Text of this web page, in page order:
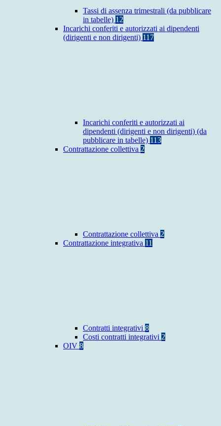
Tassi di assenza trimestrali (da pubblicare
in tabelle) 12
Incarichi conferiti e autorizzati ai dipendenti
(dirigenti e non dirigenti) 117
Incarichi conferiti e autorizzati ai
dipendenti (dirigenti e non dirigenti) (da
pubblicare in tabelle) 113
Contrattazione collettiva 2
Contrattazione collettiva 2
Contrattazione integrativa 11
Contratti integrativi 8
Costi contratti integrativi 2
OIV 8